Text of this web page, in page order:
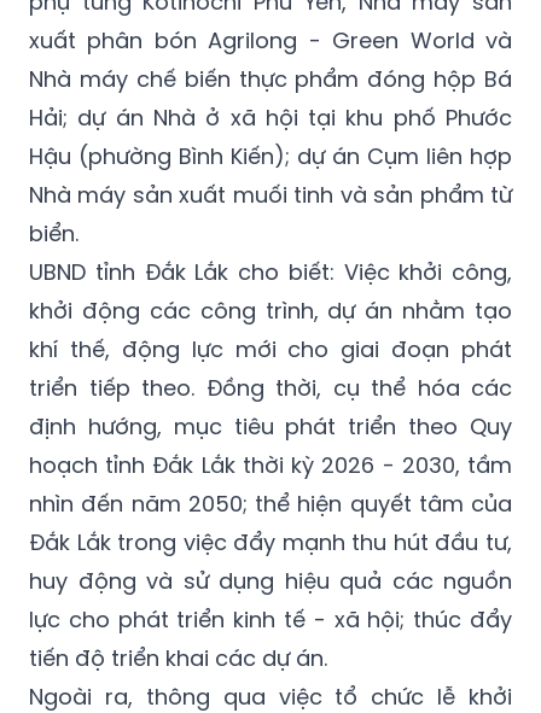
xuất phân bón Agrilong - Green World và
Nhà máy chế biến thực phẩm đóng hộp Bá
Hải; dự án Nhà ở xã hội tại khu phố Phước
Hậu (phường Bình Kiến); dự án Cụm liên hợp
Nhà máy sản xuất muối tinh và sản phẩm từ
biển.
UBND tỉnh Đắk Lắk cho biết: Việc khởi công,
khởi động các công trình, dự án nhằm tạo
khí thế, động lực mới cho giai đoạn phát
triển tiếp theo. Đồng thời, cụ thể hóa các
định hướng, mục tiêu phát triển theo Quy
hoạch tỉnh Đắk Lắk thời kỳ 2026 - 2030, tầm
nhìn đến năm 2050; thể hiện quyết tâm của
Đắk Lắk trong việc đẩy mạnh thu hút đầu tư,
huy động và sử dụng hiệu quả các nguồn
lực cho phát triển kinh tế - xã hội; thúc đẩy
tiến độ triển khai các dự án.
Ngoài ra, thông qua việc tổ chức lễ khởi